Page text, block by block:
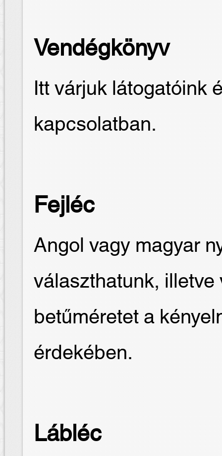
Vendégkönyv
Itt várjuk látogatóink
kapcsolatban.
Fejléc
Angol vagy magyar
választhatunk,
betűméretet a
érdekében.
Lábléc